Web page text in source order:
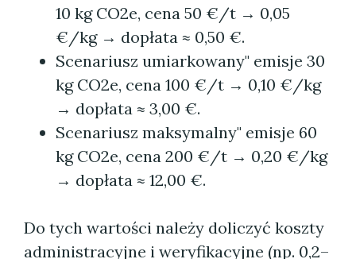
10 kg CO2e, cena 50 €/t → 0,05
€/kg → dopłata ≈ 0,50 €.
Scenariusz umiarkowany" emisje 30
kg CO2e, cena 100 €/t → 0,10 €/kg
→ dopłata ≈ 3,00 €.
Scenariusz maksymalny" emisje 60
kg CO2e, cena 200 €/t → 0,20 €/kg
→ dopłata ≈ 12,00 €.
Do tych wartości należy doliczyć koszty
administracyjne i weryfikacyjne (np. 0,2–